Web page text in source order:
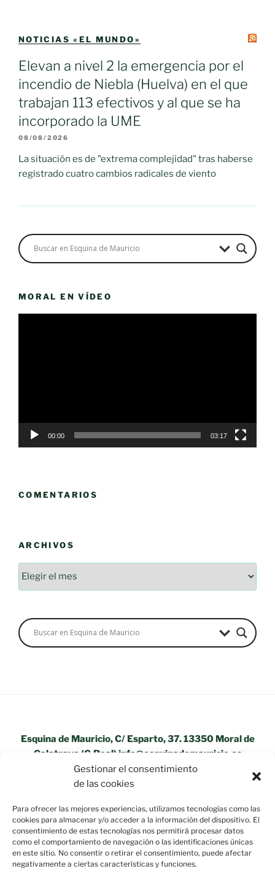
Gestionar el consentimiento
de las cookies
Para ofrecer las mejores experiencias, utilizamos tecnologías como las
cookies para almacenar y/o acceder a la información del dispositivo. El
consentimiento de estas tecnologías nos permitirá procesar datos
como el comportamiento de navegación o las identificaciones únicas
en este sitio. No consentir o retirar el consentimiento, puede afectar
negativamente a ciertas características y funciones.
NOTICIAS «EL MUNDO»
Elevan a nivel 2 la emergencia por el
incendio de Niebla (Huelva) en el que
trabajan 113 efectivos y al que se ha
incorporado la UME
08/08/2026
La situación es de "extrema complejidad" tras haberse
registrado cuatro cambios radicales de viento
MORAL EN VÍDEO
00:00 03:17
COMENTARIOS
ARCHIVOS
Esquina de Mauricio, C/ Esparto, 37. 13350 Moral de
Calatrava (C.Real) info@esquinademauricio.es
«Aviso Legal»